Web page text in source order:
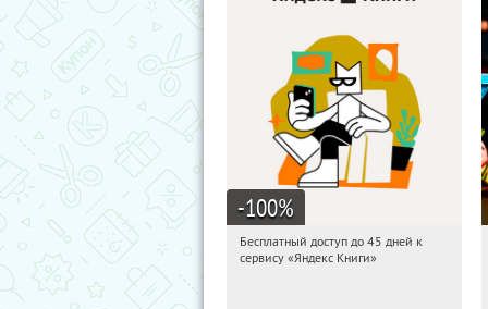
-100%
04:49:05
Получи первым!
Бесплатный доступ до 45 дней к
сервису «Яндекс Книги»